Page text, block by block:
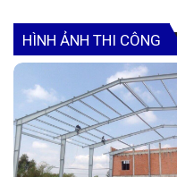
HÌNH ẢNH THI CÔNG